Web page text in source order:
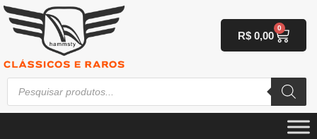
Ir
para
conteúdo
R$ 0,00
0
produtos